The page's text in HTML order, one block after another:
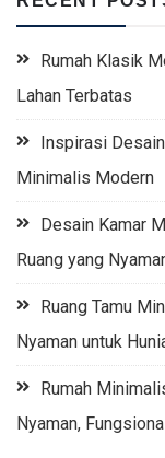
Rumah Klasik
Lahan Terbatas
Inspirasi
Minimalis Modern
Desain Kamar
Ruang yang
Ruang Tamu
Nyaman untuk
Rumah
Nyaman,